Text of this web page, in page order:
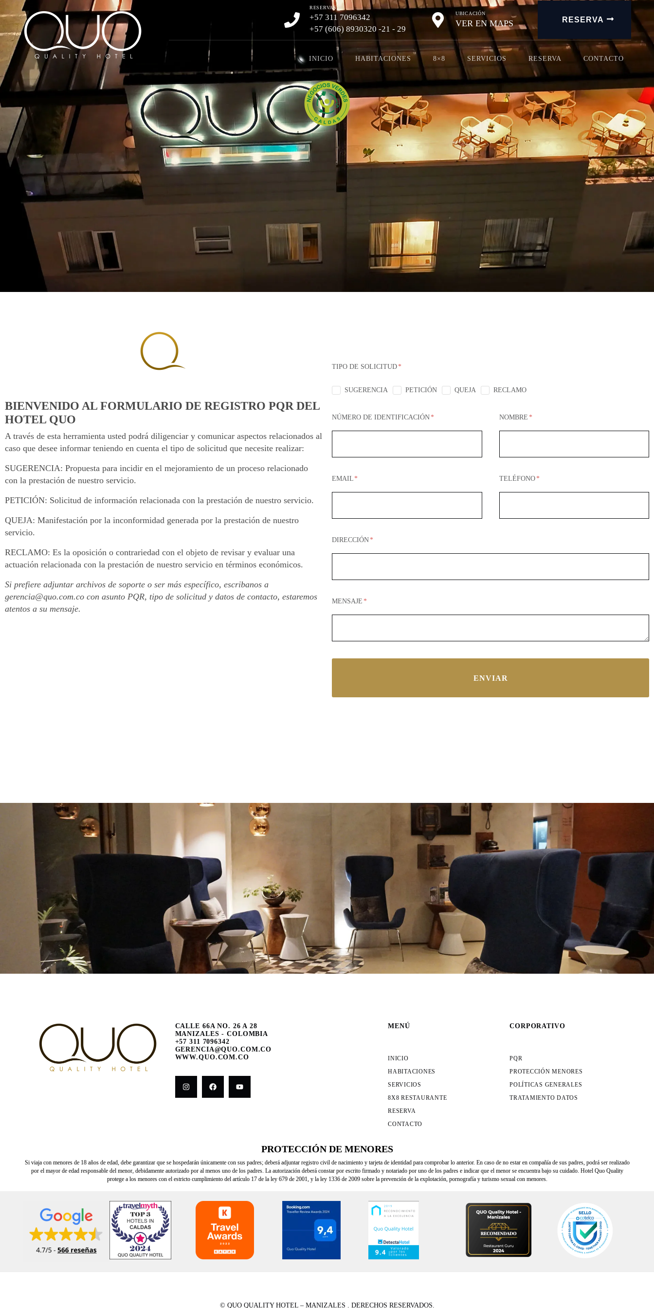
RESERVAS
+57 311 7096342
+57 (606) 8930320 -21 - 29
UBICACIÓN
VER EN MAPS RESERVA
INICIO HABITACIONES 8×8 SERVICIOS RESERVA CONTACTO
BIENVENIDO AL FORMULARIO DE REGISTRO PQR DEL
HOTEL QUO
A través de esta herramienta usted podrá diligenciar y comunicar aspectos relacionados al
caso que desee informar teniendo en cuenta el tipo de solicitud que necesite realizar:
SUGERENCIA: Propuesta para incidir en el mejoramiento de un proceso relacionado
con la prestación de nuestro servicio.
PETICIÓN: Solicitud de información relacionada con la prestación de nuestro servicio.
QUEJA: Manifestación por la inconformidad generada por la prestación de nuestro
servicio.
RECLAMO: Es la oposición o contrariedad con el objeto de revisar y evaluar una
actuación relacionada con la prestación de nuestro servicio en términos económicos.
Si prefiere adjuntar archivos de soporte o ser más específico, escribanos a
gerencia@quo.com.co con asunto PQR, tipo de solicitud y datos de contacto, estaremos
atentos a su mensaje.
TIPO DE SOLICITUD
SUGERENCIA PETICIÓN QUEJA RECLAMO
NÚMERO DE IDENTIFICACIÓN NOMBRE
EMAIL TELÉFONO
DIRECCIÓN
MENSAJE
ENVIAR
CALLE 66A NO. 26 A 28
MANIZALES - COLOMBIA
+57 311 7096342
GERENCIA@QUO.COM.CO
WWW.QUO.COM.CO
MENÚ
INICIO
HABITACIONES
SERVICIOS
8X8 RESTAURANTE
RESERVA
CONTACTO
CORPORATIVO
PQR
PROTECCIÓN MENORES
POLÍTICAS GENERALES
TRATAMIENTO DATOS
PROTECCIÓN DE MENORES
Si viaja con menores de 18 años de edad, debe garantizar que se hospedarán únicamente con sus padres; deberá adjuntar registro civil de nacimiento y tarjeta de identidad para comprobar lo anterior. En caso de no estar en compañía de sus padres, podrá ser realizado
por el mayor de edad responsable del menor, debidamente autorizado por al menos uno de los padres. La autorización deberá constar por escrito firmado y notariado por uno de los padres e indicar que el menor se encuentra bajo su cuidado. Hotel QuoQuality
protege a los menores con el estricto cumplimiento del artículo 17 de la ley 679 de 2001, y la ley 1336 de 2009 sobre la prevención de la explotación, pornografía y turismo sexual con menores.
© QUO QUALITY HOTEL – MANIZALES . DERECHOS RESERVADOS.